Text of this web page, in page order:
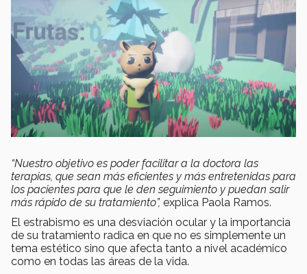
“Nuestro objetivo es poder facilitar a la doctora las
terapias, que sean más eficientes y más entretenidas para
los pacientes para que le den seguimiento y puedan salir
más rápido de su tratamiento”, explica Paola Ramos.
El estrabismo es una desviación ocular y la importancia
de su tratamiento radica en que no es simplemente un
tema estético sino que afecta tanto a nivel académico
como en todas las áreas de la vida.